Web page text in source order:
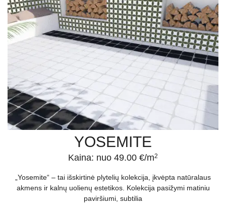
YOSEMITE
Kaina: nuo 49.00 €/m2
„Yosemite“ – tai išskirtinė plytelių kolekcija, įkvėpta natūralaus
akmens ir kalnų uolienų estetikos. Kolekcija pasižymi matiniu
paviršiumi, subtilia